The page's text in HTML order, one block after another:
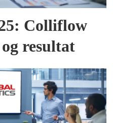
Colliflow
resultat